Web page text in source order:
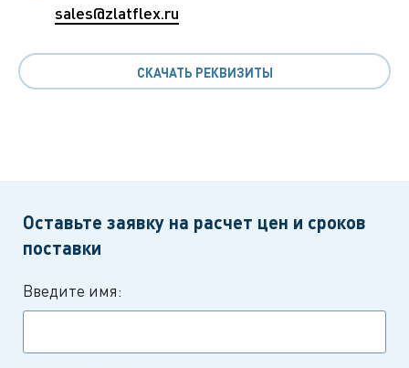
sales@zlatflex.ru
СКАЧАТЬ РЕКВИЗИТЫ
Оставьте заявку на расчет цен и сроков
поставки
Введите имя: